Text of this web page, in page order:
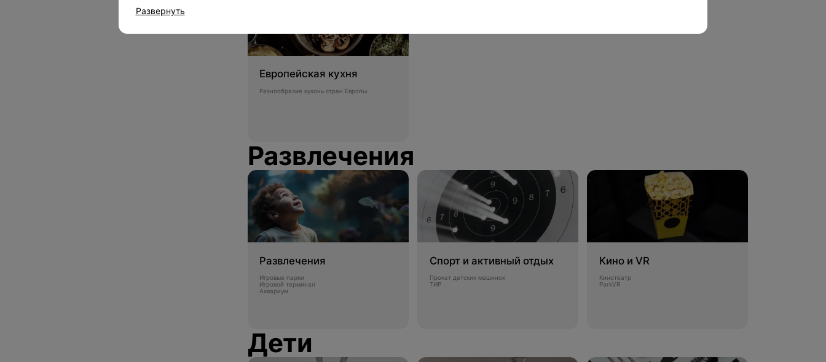
Европейская кухня
Разнообразие кухонь стран Европы
Развлечения
Развлечения
Игровые парки
Игровой терминал
Аквариум
Спорт и активный отдых
Прокат детских машинок
ТИР
Кино и VR
Кинотеатр
ParkVR
Дети
Развернуть